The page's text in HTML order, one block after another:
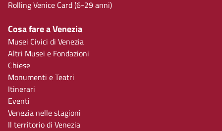
Rolling Venice Card (6-29 anni)
Cosa fare a Venezia
Musei Civici di Venezia
Altri Musei e Fondazioni
Chiese
Monumenti e Teatri
Itinerari
Eventi
Venezia nelle stagioni
Il territorio di Venezia